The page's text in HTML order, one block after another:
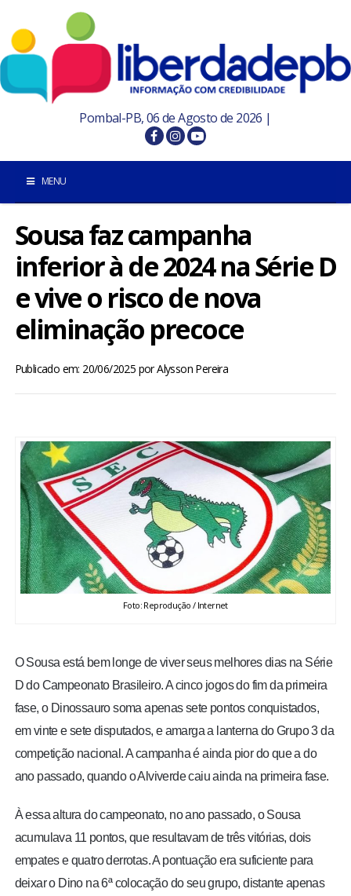
Pombal-PB, 06 de Agosto de 2026 |
MENU
POMBAL E REGIÃO
ESPORTES
ENTRETENIMENTO
ENQUETE
TV LPB
Sousa faz campanha
inferior à de 2024 na Série D
e vive o risco de nova
eliminação precoce
Publicado em: 20/06/2025 porAlysson Pereira
Foto: Reprodução / Internet
O Sousa está bem longe de viver seus melhores dias na Série
D do Campeonato Brasileiro. A cinco jogos do fim da primeira
fase, o Dinossauro soma apenas sete pontos conquistados,
em vinte e sete disputados, e amarga a lanterna do Grupo 3 da
competição nacional. A campanha é ainda pior do que a do
ano passado, quando o Alviverde caiu ainda na primeira fase.
À essa altura do campeonato, no ano passado, o Sousa
acumulava 11 pontos, que resultavam de três vitórias, dois
empates e quatro derrotas. A pontuação era suficiente para
deixar o Dino na 6ª colocação do seu grupo, distante apenas